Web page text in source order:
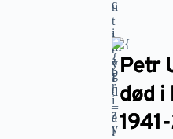
Petr
død i